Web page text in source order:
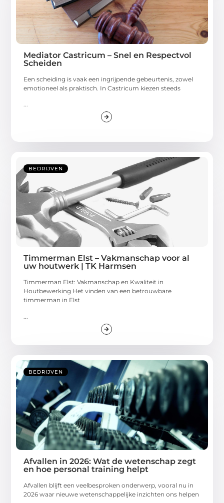
Mediator Castricum – Snel en Respectvol
Scheiden
Een scheiding is vaak een ingrijpende gebeurtenis, zowel
emotioneel als praktisch. In Castricum kiezen steeds
...
BEDRIJVEN
Timmerman Elst – Vakmanschap voor al
uw houtwerk | TK Harmsen
Timmerman Elst: Vakmanschap en Kwaliteit in
Houtbewerking Het vinden van een betrouwbare
timmerman in Elst
BEDRIJVEN
Afvallen in 2026: Wat de wetenschap zegt
en hoe personal training helpt
Afvallen blijft een veelbesproken onderwerp, vooral nu in
2026 waar nieuwe wetenschappelijke inzichten ons helpen